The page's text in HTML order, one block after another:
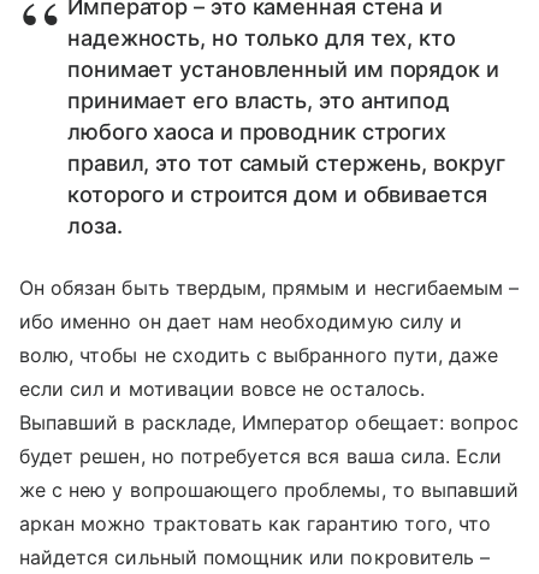
Император – это каменная стена и
надежность, но только для тех, кто
понимает установленный им порядок и
принимает его власть, это антипод
любого хаоса и проводник строгих
правил, это тот самый стержень, вокруг
которого и строится дом и обвивается
лоза.
Он обязан быть твердым, прямым и несгибаемым –
ибо именно он дает нам необходимую силу и
волю, чтобы не сходить с выбранного пути, даже
если сил и мотивации вовсе не осталось.
Выпавший в раскладе, Император обещает: вопрос
будет решен, но потребуется вся ваша сила. Если
же с нею у вопрошающего проблемы, то выпавший
аркан можно трактовать как гарантию того, что
найдется сильный помощник или покровитель –